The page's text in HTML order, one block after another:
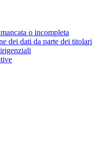
o incompleta
dei dati da parte dei titolari